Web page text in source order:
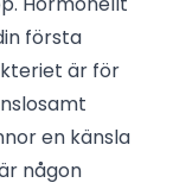
första
är för
en känsla
någon